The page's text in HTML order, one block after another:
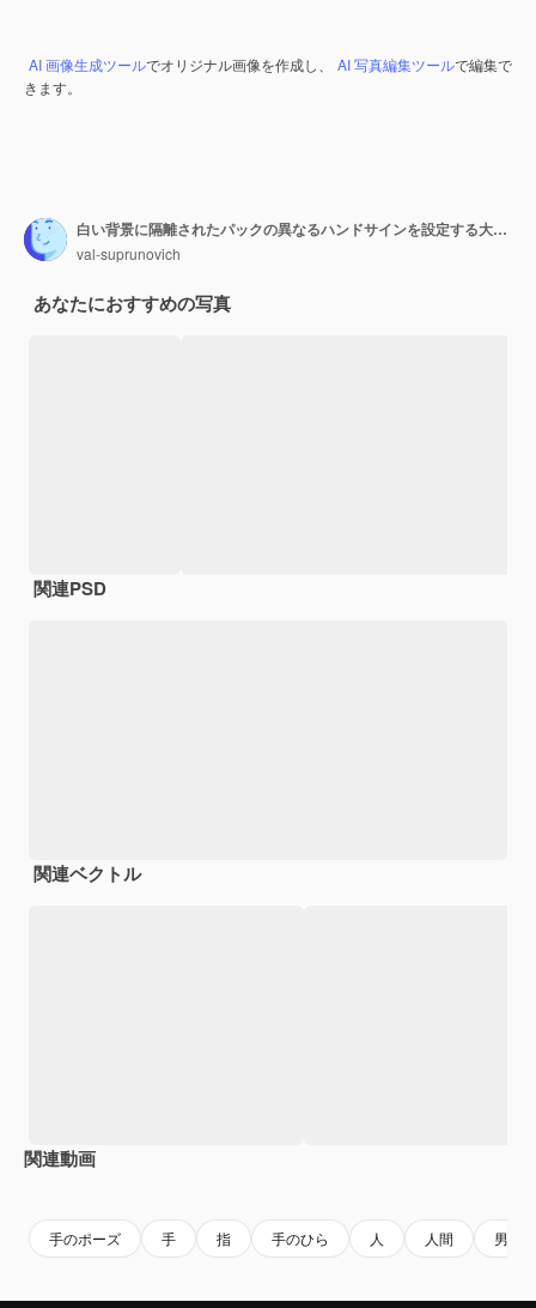
AI 画像生成ツールでオリジナル画像を作成し、 AI 写真編集ツールで編集で
きます。
白い背景に隔離されたパックの異なるハンドサインを設定する大きなジェスチャー
val-suprunovich
あなたにおすすめの写真
関連PSD
関連ベクトル
関連動画
手のポーズ 手 指 手のひら 人 人間 男の体